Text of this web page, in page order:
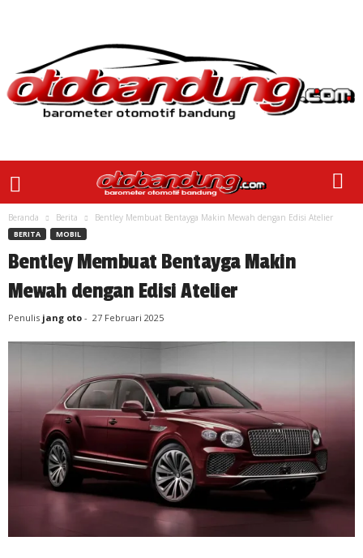
Beranda Berita Bentley Membuat Bentayga Makin Mewah dengan Edisi Atelier
BERITA MOBIL
Bentley Membuat Bentayga Makin
Mewah dengan Edisi Atelier
Penulis jang oto - 27 Februari 2025